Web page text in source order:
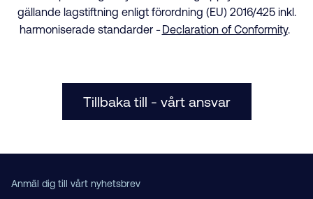
gällande lagstiftning enligt förordning (EU) 2016/425 inkl.
harmoniserade standarder - Declaration of Conformity.
Tillbaka till - vårt ansvar
Anmäl dig till vårt nyhetsbrev